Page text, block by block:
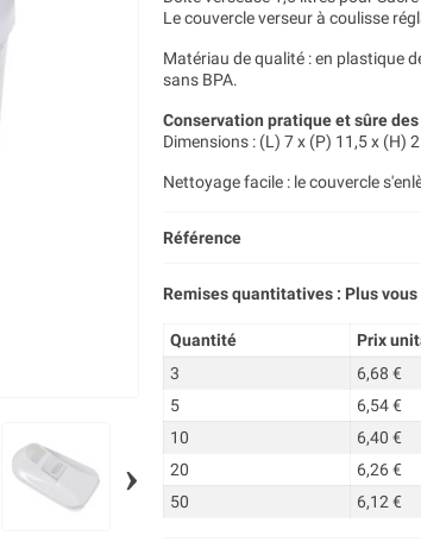
›
Le couvercle verseur à coulisse
Matériau de qualité : en plastique
sans BPA.
Conservation pratique et sûre
Dimensions : (L) 7 x (P) 11,5 x (H)
Nettoyage facile : le couvercle
Référence
Remises quantitatives : Plus
Quantité Prix
3
6,68 €
5
6,54 €
10
6,40 €
20
6,26 €
50
6,12 €